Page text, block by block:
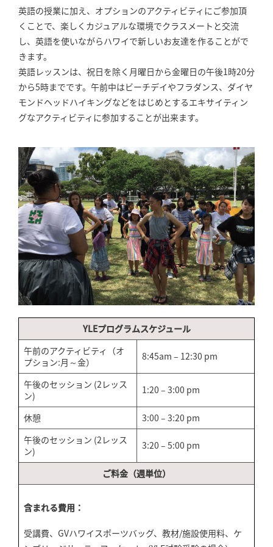
英語の授業に加え、オプションのアクティビティにご参加頂
くことで、楽しくカジュアルな環境でクラスメートと交流
し、英語を使いながらハワイで新しいお友達を作ることがで
きます。
英語レッスンは、祝日を除く月曜日から金曜日の午後1時20分
から5時までです。午前中はビーチデイやフラダンス、ダイヤ
モンドヘッドハイキングなどをはじめとするエキサイティン
グなアクティビティに参加することが出来ます。
YLEプログラムスケジュール
午前のアクティビティ（オ
プション:月～金）
8:45am – 12:30 pm
午後のセッション (2レッス
ン)
1:20 – 3:00 pm
休憩
3:00 – 3:20 pm
午後のセッション (2レッス
ン)
3:20 – 5:00 pm
ご料金（週単位）
含まれる費用：
受講費、GVハワイスポーツバッグ、教材/施設使用料、ケ